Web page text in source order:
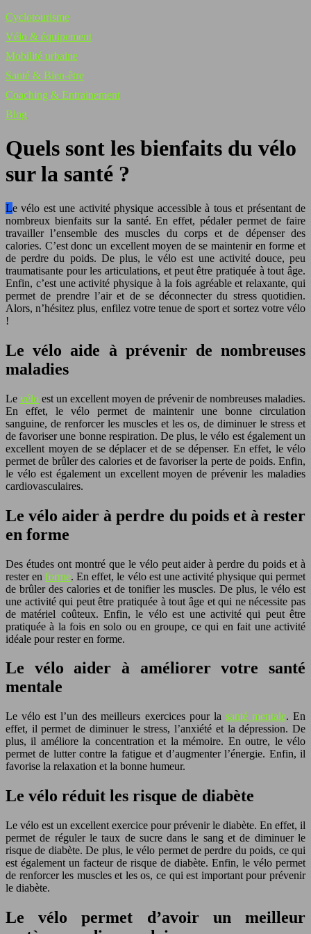
Cyclotourisme
Vélo & équipement
Mobilité urbaine
Santé & Bien-être
Coaching & Entrainement
Blog
Quels sont les bienfaits du vélo
sur la santé ?
Le vélo est une activité physique accessible à tous et présentant de
nombreux bienfaits sur la santé. En effet, pédaler permet de faire
travailler l’ensemble des muscles du corps et de dépenser des
calories. C’est donc un excellent moyen de se maintenir en forme et
de perdre du poids. De plus, le vélo est une activité douce, peu
traumatisante pour les articulations, et peut être pratiquée à tout âge.
Enfin, c’est une activité physique à la fois agréable et relaxante, qui
permet de prendre l’air et de se déconnecter du stress quotidien.
Alors, n’hésitez plus, enfilez votre tenue de sport et sortez votre vélo
!
Le vélo aide à prévenir de nombreuses
maladies
Le vélo est un excellent moyen de prévenir de nombreuses maladies.
En effet, le vélo permet de maintenir une bonne circulation
sanguine, de renforcer les muscles et les os, de diminuer le stress et
de favoriser une bonne respiration. De plus, le vélo est également un
excellent moyen de se déplacer et de se dépenser. En effet, le vélo
permet de brûler des calories et de favoriser la perte de poids. Enfin,
le vélo est également un excellent moyen de prévenir les maladies
cardiovasculaires.
Le vélo aider à perdre du poids et à rester
en forme
Des études ont montré que le vélo peut aider à perdre du poids et à
rester enforme. En effet, le vélo est une activité physique qui permet
de brûler des calories et de tonifier les muscles. De plus, le vélo est
une activité qui peut être pratiquée à tout âge et qui ne nécessite pas
de matériel coûteux. Enfin, le vélo est une activité qui peut être
pratiquée à la fois en solo ou en groupe, ce qui en fait une activité
idéale pour rester en forme.
Le vélo aider à améliorer votre santé
mentale
Le vélo est l’un des meilleurs exercices pour la santé mentale. En
effet, il permet de diminuer le stress, l’anxiété et la dépression. De
plus, il améliore la concentration et la mémoire. En outre, le vélo
permet de lutter contre la fatigue et d’augmenter l’énergie. Enfin, il
favorise la relaxation et la bonne humeur.
Le vélo réduit les risque de diabète
Le vélo est un excellent exercice pour prévenir le diabète. En effet, il
permet de réguler le taux de sucre dans le sang et de diminuer le
risque de diabète. De plus, le vélo permet de perdre du poids, ce qui
est également un facteur de risque de diabète. Enfin, le vélo permet
de renforcer les muscles et les os, ce qui est important pour prévenir
le diabète.
Le vélo permet d’avoir un meilleur